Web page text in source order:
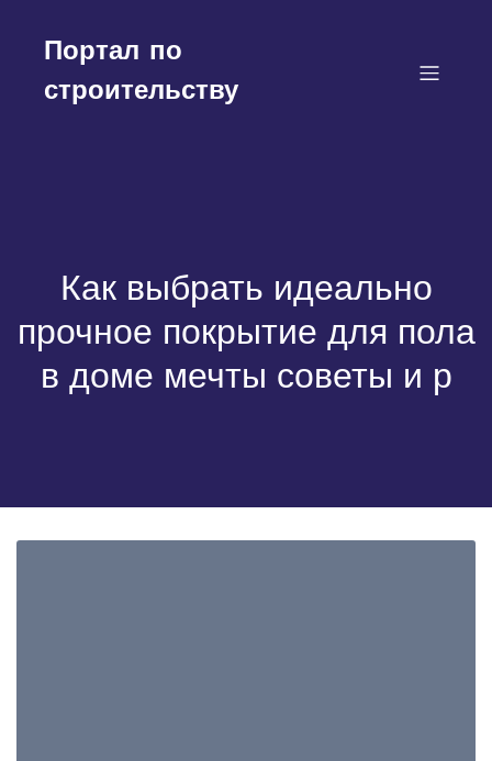
содержимому
Портал по
строительству
Как выбрать идеально
прочное покрытие для пола
в доме мечты советы и р